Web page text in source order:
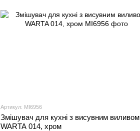
Артикул: MI6956
Змішувач для кухні з висувним виливом
WARTA 014, хром